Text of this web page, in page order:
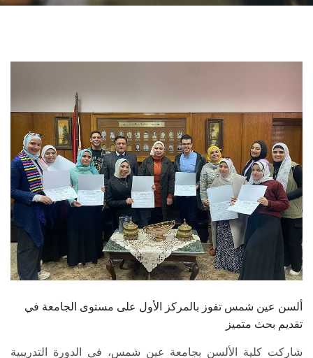
هيئة التدريس
الدراسات العليا
الخريجين
الموظفون
الزائـرون
ألسن عين شمس تفوز بالمركز الأول على مستوى الجامعة في
تقديم بحث متميز
شاركت كلية الألسن بجامعة عين شمس، في الدورة التدريبية